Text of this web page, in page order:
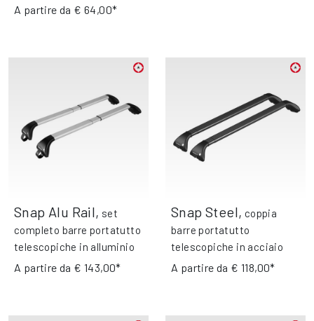
A partire da € 64,00*
Snap Alu Rail, set
completo barre portatutto
telescopiche in alluminio
A partire da € 143,00*
Snap Steel, coppia
barre portatutto
telescopiche in acciaio
A partire da € 118,00*